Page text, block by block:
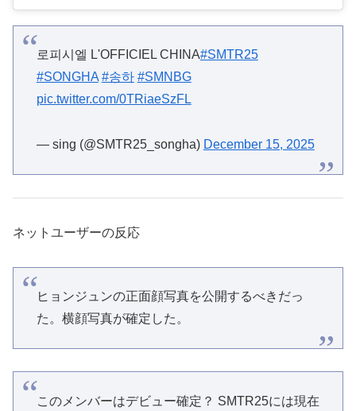
로피시엘 L'OFFICIEL CHINA
#SONGHA #송하 #SMNBG
pic.twitter.com/0TRiaeSzFL
ヒョンジュンの正面顔写真を公開するべきだっ
た。横顔写真が確定した。
このメンバーはデビュー確定？ SMTR25には現在
何人いるの？